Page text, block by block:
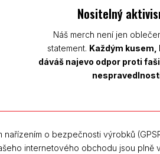
Nositelný
Náš merch není jen
statement. Každým kusem,
dáváš najevo odpor proti
nařízením o bezpečnosti výrobků
internetového obchodu jsou plně